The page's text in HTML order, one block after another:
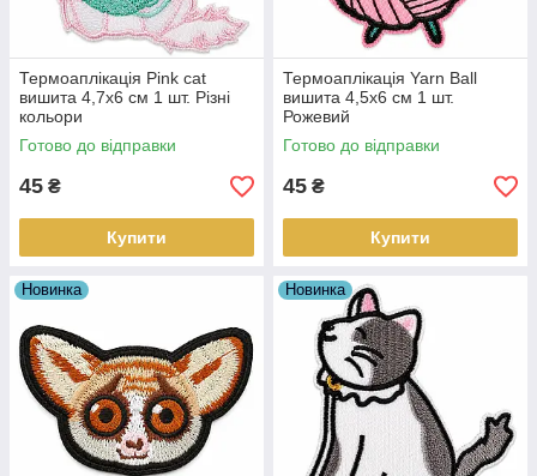
Термоаплікація Pink cat
вишита 4,7х6 см 1 шт. Різні
кольори
Готово до відправки
45 ₴
Купити
Термоаплікація Yarn Ball
вишита 4,5х6 см 1 шт.
Рожевий
Готово до відправки
45 ₴
Купити
Новинка Новинка